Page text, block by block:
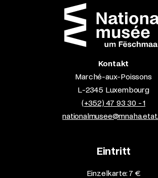
Kontakt
Marché-aux-Poissons
L-2345 Luxembourg
(+352) 47 93 30 - 1
Eintritt
Einzelkarte: 7 €​